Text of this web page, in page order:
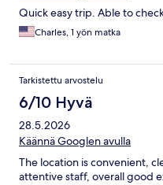
Quick easy trip. Able to
Charles, 1 yön matka
Tarkistettu arvostelu
6/10 Hyvä
28.5.2026
Käännä Googlen avulla
The location is convenient,
attentive staff, overall good